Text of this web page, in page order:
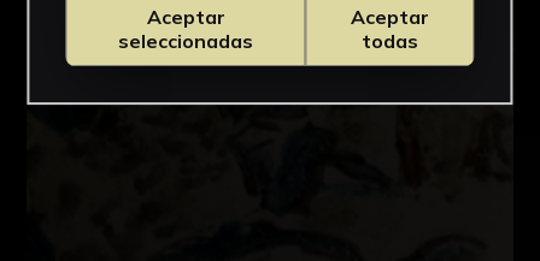
Aceptar
seleccionadas
Aceptar
todas